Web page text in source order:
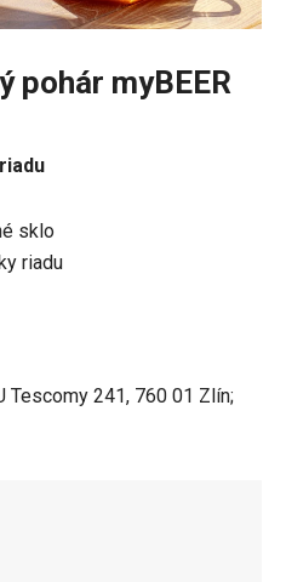
pohár myBEER
sklo
riadu
Tescomy 241, 760 01 Zlín;